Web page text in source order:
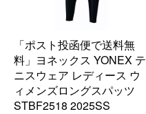
「ポスト投函便で送料無
料」ヨネックス YONEX テ
ニスウェア レディース ウ
ィメンズロングスパッツ
STBF2518 2025SS